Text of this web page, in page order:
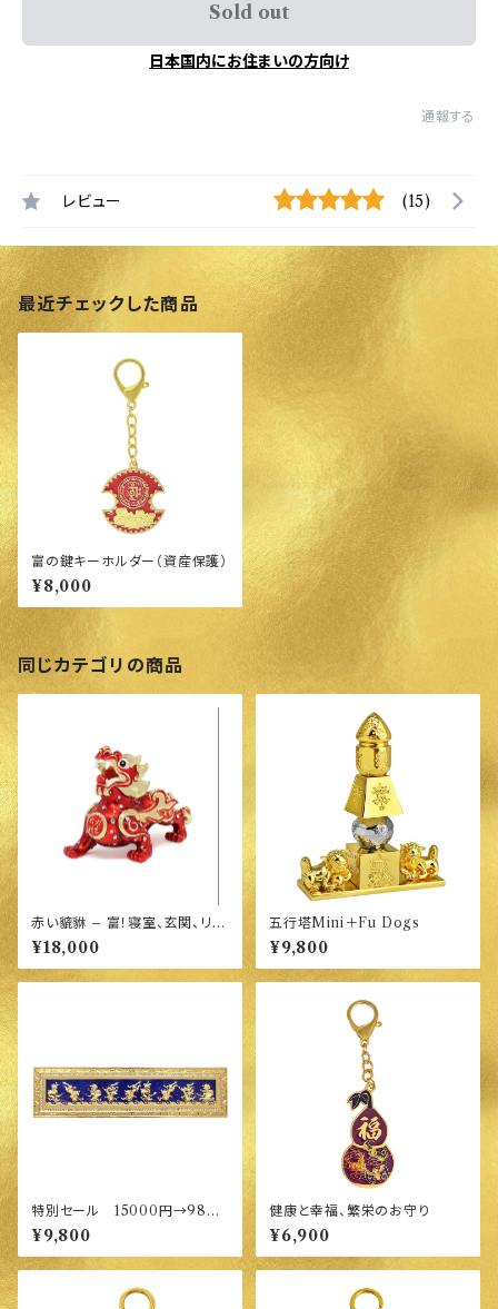
Sold out
日本国内にお住まいの方向け
通報する
レビュー (15)
最近チェックした商品
富の鍵キーホルダー（資産保護）
¥8,000
同じカテゴリの商品
赤い貔貅 – 富！寝室、玄関、リビ
ングが南北にある方必須
¥18,000
五行塔Mini＋Fu Dogs
¥9,800
特別セール 15000円→9800
円 ロイヤルブルー・ナイン・ド
ラゴン
¥9,800
健康と幸福、繁栄のお守り
¥6,900